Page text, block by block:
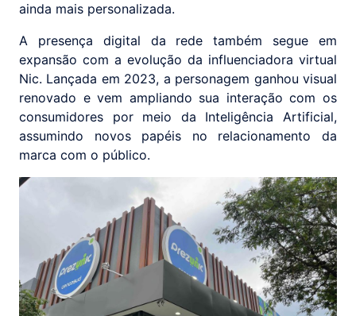
ainda mais personalizada.
A presença digital da rede também segue em
expansão com a evolução da influenciadora virtual
Nic. Lançada em 2023, a personagem ganhou visual
renovado e vem ampliando sua interação com os
consumidores por meio da Inteligência Artificial,
assumindo novos papéis no relacionamento da
marca com o público.